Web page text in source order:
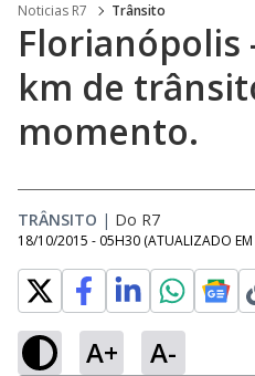
Noticias R7 Trânsito
Florianópolis
km de
momento.
TRÂNSITO | Do R7
18/10/2015 - 05H30 (ATUALIZADO EM
A+ A-